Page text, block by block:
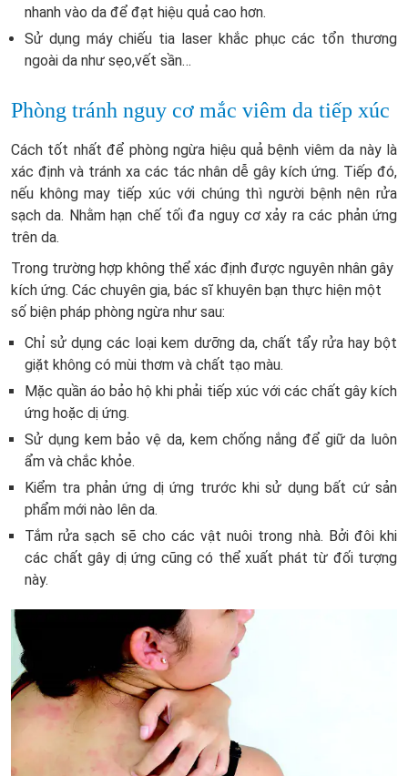
nhanh vào da để đạt hiệu quả cao hơn.
Sử dụng máy chiếu tia laser khắc phục các tổn thương
ngoài da như sẹo,vết sần…
Phòng tránh nguy cơ mắc viêm da tiếp xúc
Cách tốt nhất để phòng ngừa hiệu quả bệnh viêm da này là
xác định và tránh xa các tác nhân dễ gây kích ứng. Tiếp đó,
nếu không may tiếp xúc với chúng thì người bệnh nên rửa
sạch da. Nhằm hạn chế tối đa nguy cơ xảy ra các phản ứng
trên da.
Trong trường hợp không thể xác định được nguyên nhân gây
kích ứng. Các chuyên gia, bác sĩ khuyên bạn thực hiện một
số biện pháp phòng ngừa như sau:
Chỉ sử dụng các loại kem dưỡng da, chất tẩy rửa hay bột
giặt không có mùi thơm và chất tạo màu.
Mặc quần áo bảo hộ khi phải tiếp xúc với các chất gây kích
ứng hoặc dị ứng.
Sử dụng kem bảo vệ da, kem chống nắng để giữ da luôn
ẩm và chắc khỏe.
Kiểm tra phản ứng dị ứng trước khi sử dụng bất cứ sản
phẩm mới nào lên da.
Tắm rửa sạch sẽ cho các vật nuôi trong nhà. Bởi đôi khi
các chất gây dị ứng cũng có thể xuất phát từ đối tượng
này.